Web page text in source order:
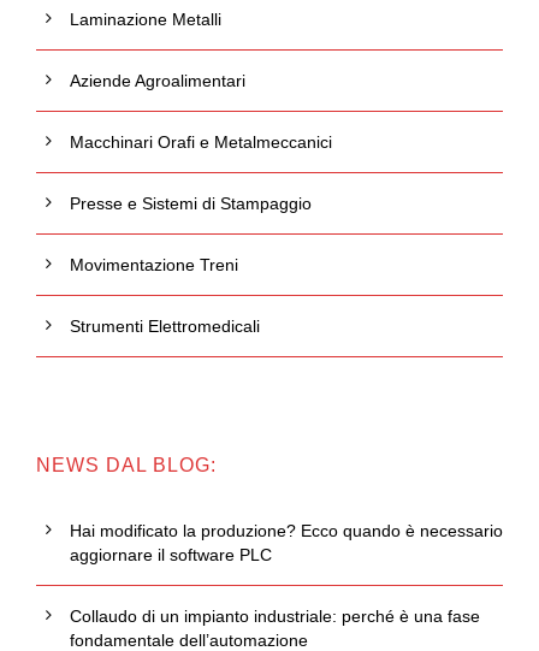
Laminazione Metalli
Aziende Agroalimentari
Macchinari Orafi e Metalmeccanici
Presse e Sistemi di Stampaggio
Movimentazione Treni
Strumenti Elettromedicali
NEWS DAL BLOG:
Hai modificato la produzione? Ecco quando è necessario
aggiornare il software PLC
Collaudo di un impianto industriale: perché è una fase
fondamentale dell’automazione